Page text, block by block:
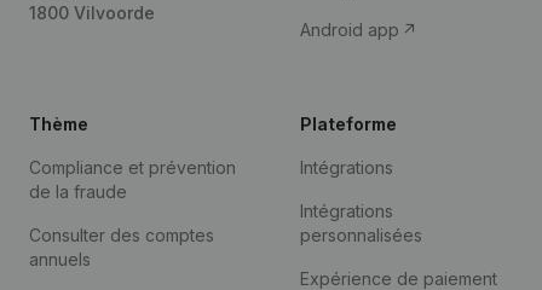
1800 Vilvoorde
Android app
Thème
Compliance et prévention
de la fraude
Consulter des comptes
annuels
Plateforme
Intégrations
Intégrations
personnalisées
Expérience de paiement